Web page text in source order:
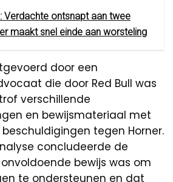
Verdachte ontsnapt aan twee
maakt snel einde aan worsteling
door een
die door Red Bull was
verschillende
en bewijsmateriaal met
tegen Horner.
concludeerde de
bewijs was om
te ondersteunen en dat